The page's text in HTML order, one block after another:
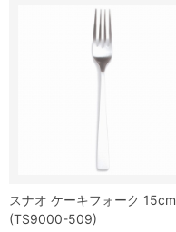
スナオ ケーキフォーク 15cm
(TS9000-509)